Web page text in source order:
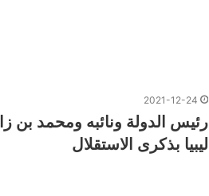
2021-12-24
رئيس الدولة ونائبه ومحمد بن
ليبيا بذكرى الاستقلال